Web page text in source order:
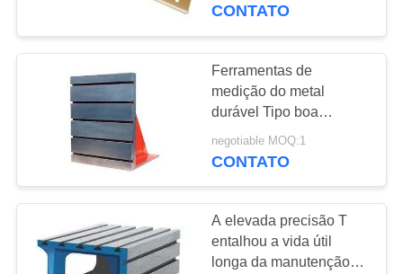
Ferramentas de
medição do granito
CONTATO
Ferramentas de
medição do metal
durável Tipo boa
resistência da cavidade
de corrosão
negotiable MOQ:1
CONTATO
A elevada precisão T
entalhou a vida útil
longa da manutenção